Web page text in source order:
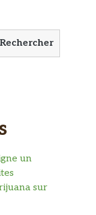
Rechercher
un
sur